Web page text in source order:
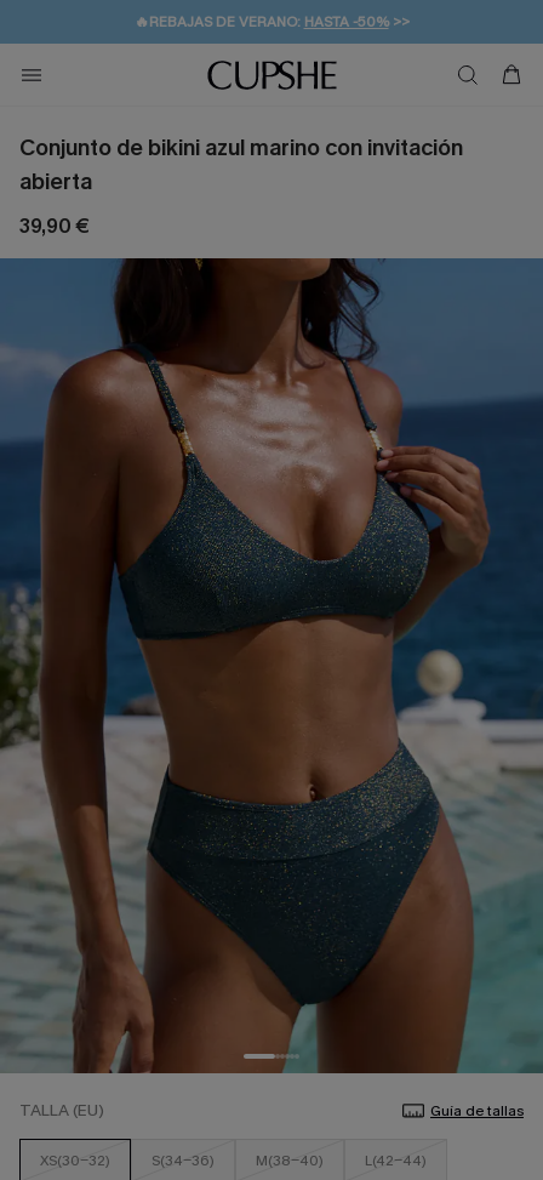
🔥REBAJAS DE VERANO: HASTA -50%>>
👒PROMOCIÓN DE VERANO:-10% EN 2 VESTIDOS
💌¡SUSCRIBIRSE & GANAR -10% EXTRA!
🚚ENVÍO GRATUITO A PARTIR DE 49 € >>
Conjunto de bikini azul marino con invitación
abierta
39,90 €
TALLA (EU) Guía de tallas
XS(30-32) S(34-36) M(38-40) L(42-44)